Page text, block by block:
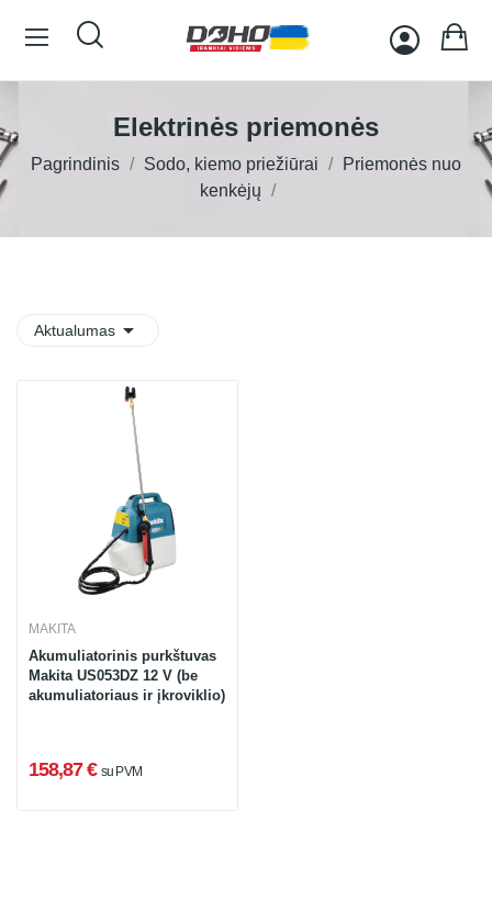
Elektrinės priemonės
Pagrindinis Sodo, kiemo priežiūrai
Priemonės nuo
kenkėjų
Aktualumas 
MAKITA
Akumuliatorinis purkštuvas
Makita US053DZ 12 V (be
akumuliatoriaus ir įkroviklio)
158,87 € su PVM